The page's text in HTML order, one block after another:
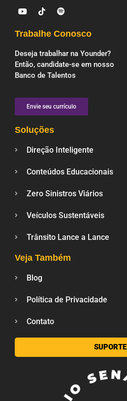
Trabalhe Conosco
Deseja trabalhar na Younder?
Então, candidate-se em nosso
Banco de Talentos
Envie seu currículo
Soluções
Direção Inteligente
Conteúdos Educacionais
Zero Sinistros Viários
Veículos Sustentáveis
Trânsito Lance a Lance
Veja Também
Blog
Política de Privacidade
Contato
SUPORTE